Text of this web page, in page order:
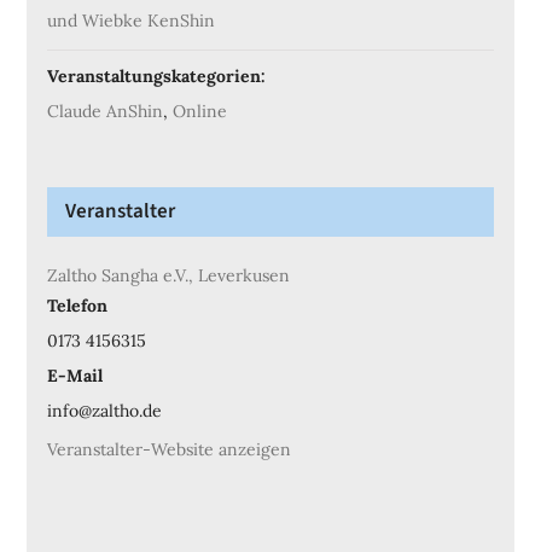
und Wiebke KenShin
Veranstaltungskategorien:
Claude AnShin, Online
Veranstalter
Zaltho Sangha e.V., Leverkusen
Telefon
0173 4156315
E-Mail
info@zaltho.de
Veranstalter-Website anzeigen